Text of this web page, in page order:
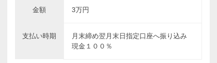
金額 3万円
支払い時期
月末締め翌月末日指定口座へ振り込み
現金１００％